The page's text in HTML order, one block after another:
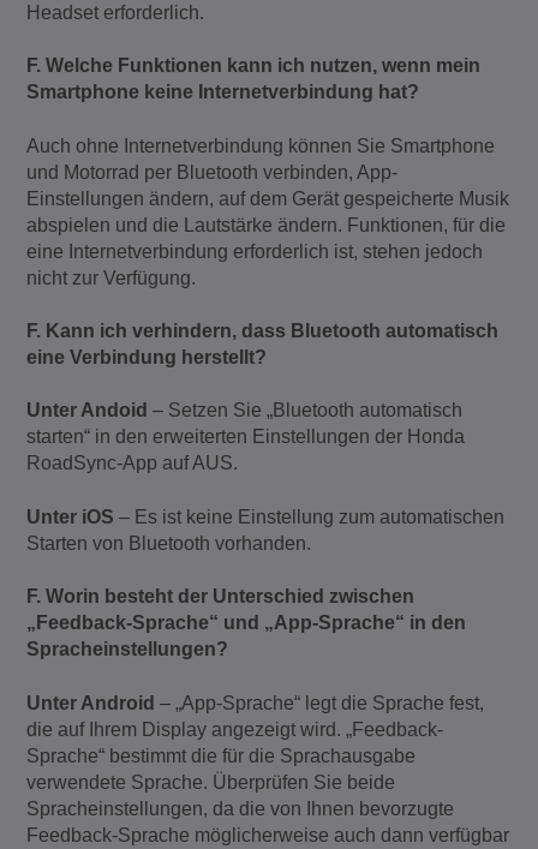
Headset erforderlich.
F. Welche Funktionen kann ich nutzen, wenn mein
Smartphone keine Internetverbindung hat?
Auch ohne Internetverbindung können Sie Smartphone
und Motorrad per Bluetooth verbinden, App-
Einstellungen ändern, auf dem Gerät gespeicherte Musik
abspielen und die Lautstärke ändern. Funktionen, für die
eine Internetverbindung erforderlich ist, stehen jedoch
nicht zur Verfügung.
F. Kann ich verhindern, dass Bluetooth automatisch
eine Verbindung herstellt?
Unter Andoid – Setzen Sie „Bluetooth automatisch
starten“ in den erweiterten Einstellungen der Honda
RoadSync-App auf AUS.
Unter iOS– Es ist keine Einstellung zum automatischen
Starten von Bluetooth vorhanden.
F. Worin besteht der Unterschied zwischen
„Feedback-Sprache“ und „App-Sprache“ in den
Spracheinstellungen?
Unter Android – „App-Sprache“ legt die Sprache fest,
die auf Ihrem Display angezeigt wird. „Feedback-
Sprache“ bestimmt die für die Sprachausgabe
verwendete Sprache. Überprüfen Sie beide
Spracheinstellungen, da die von Ihnen bevorzugte
Feedback-Sprache möglicherweise auch dann verfügbar